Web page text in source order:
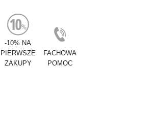
-10% NA
PIERWSZE
ZAKUPY
FACHOWA
POMOC